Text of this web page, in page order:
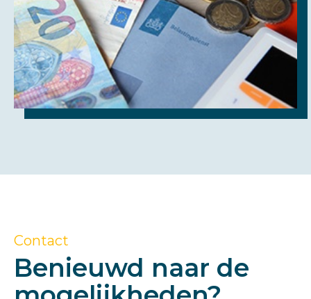
Contact
Benieuwd naar de